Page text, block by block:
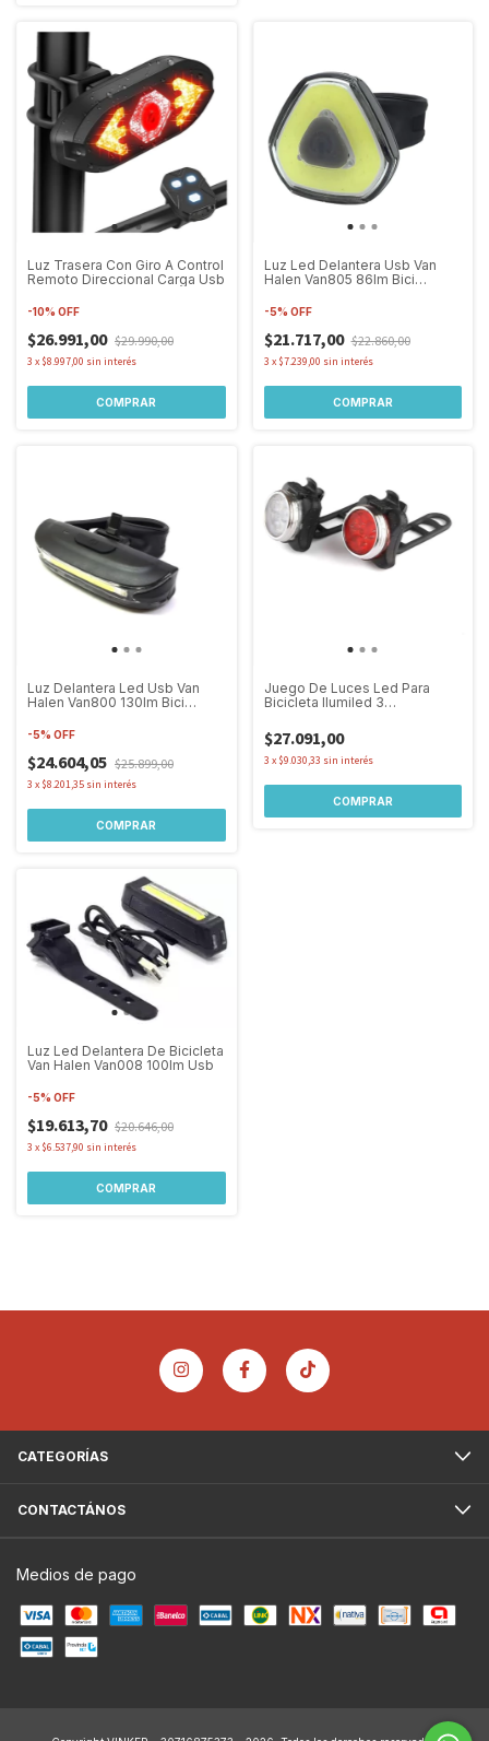
Luz Trasera Con Giro A Control
Remoto Direccional Carga Usb
-10% OFF
$26.991,00 $29.990,00
3 x $8.997,00 sin interés
COMPRAR
Luz Led Delantera Usb Van
Halen Van805 86lm Bici
-5% OFF
$21.717,00 $22.860,00
3 x $7.239,00 sin interés
COMPRAR
Luz Delantera Led Usb Van
Halen Van800 130lm Bici
-5% OFF
$24.604,05 $25.899,00
3 x $8.201,35 sin interés
COMPRAR
Juego De Luces Led Para
Bicicleta Ilumiled 3
$27.091,00
3 x $9.030,33 sin interés
COMPRAR
Luz Led Delantera De Bicicleta
Van Halen Van008 100lm Usb
-5% OFF
$19.613,70 $20.646,00
3 x $6.537,90 sin interés
CATEGORÍAS
CONTACTÁNOS
Medios de pago